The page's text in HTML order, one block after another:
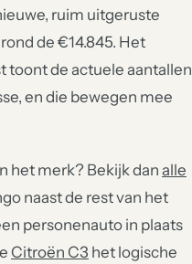
ruim uitgeruste
de €14.845. Het
toont de actuele aantallen
en die bewegen mee
het merk? Bekijk dan alle
naast de rest van het
personenauto in plaats
Citroën C3 het logische